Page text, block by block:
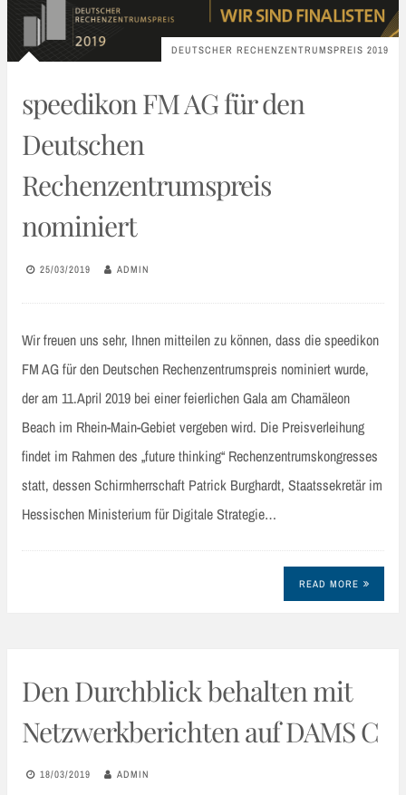
DEUTSCHER RECHENZENTRUMSPREIS 2019
speedikon FM AG für den
Deutschen
Rechenzentrumspreis
nominiert
25/03/2019 ADMIN
Wir freuen uns sehr, Ihnen mitteilen zu können, dass die speedikon
FM AG für den Deutschen Rechenzentrumspreis nominiert wurde,
der am 11.April 2019 bei einer feierlichen Gala am Chamäleon
Beach im Rhein-Main-Gebiet vergeben wird. Die Preisverleihung
findet im Rahmen des „future thinking“ Rechenzentrumskongresses
statt, dessen Schirmherrschaft Patrick Burghardt, Staatssekretär im
Hessischen Ministerium für Digitale Strategie…
READ MORE
Den Durchblick behalten mit
Netzwerkberichten auf DAMS C
18/03/2019 ADMIN